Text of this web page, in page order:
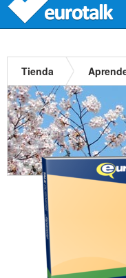
Tienda